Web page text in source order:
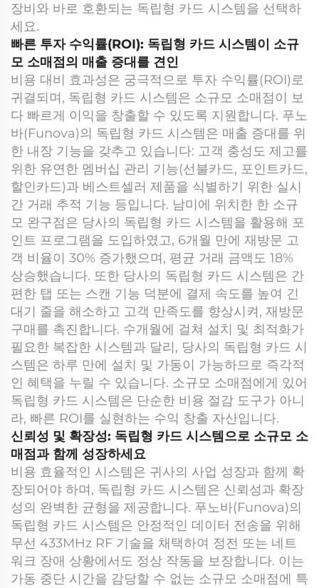
장비와 바로 호환되는 독립형 카드 시스템을 선택하
세요.
빠른 투자 수익률(ROI): 독립형 카드 시스템이 소규
모 소매점의 매출 증대를 견인
비용 대비 효과성은 궁극적으로 투자 수익률(ROI)로
귀결되며, 독립형 카드 시스템은 소규모 소매점이 보
다 빠르게 이익을 창출할 수 있도록 지원합니다. 푸노
바(Funova)의 독립형 카드 시스템은 매출 증대를 위
한 내장 기능을 갖추고 있습니다: 고객 충성도 제고를
위한 유연한 멤버십 관리 기능(선불카드, 포인트카드,
할인카드)과 베스트셀러 제품을 식별하기 위한 실시
간 거래 추적 기능 등입니다. 남미에 위치한 한 소규
모 완구점은 당사의 독립형 카드 시스템을 활용해 포
인트 프로그램을 도입하였고, 6개월 만에 재방문 고
객 비율이 30% 증가했으며, 평균 거래 금액도 18%
상승했습니다. 또한 당사의 독립형 카드 시스템은 간
편한 탭 또는 스캔 기능 덕분에 결제 속도를 높여 긴
대기 줄을 해소하고 고객 만족도를 향상시켜, 재방문
구매를 촉진합니다. 수개월에 걸쳐 설치 및 최적화가
필요한 복잡한 시스템과 달리, 당사의 독립형 카드 시
스템은 하루 만에 설치 및 가동이 가능하므로 즉각적
인 혜택을 누릴 수 있습니다. 소규모 소매점에게 있어
독립형 카드 시스템은 단순한 비용 절감 도구가 아니
라, 빠른 ROI를 실현하는 수익 창출 자산입니다.
신뢰성 및 확장성: 독립형 카드 시스템으로 소규모 소
매점과 함께 성장하세요
비용 효율적인 시스템은 귀사의 사업 성장과 함께 확
장되어야 하며, 독립형 카드 시스템은 신뢰성과 확장
성의 완벽한 균형을 제공합니다. 푸노바(Funova)의
독립형 카드 시스템은 안정적인 데이터 전송을 위해
무선 433MHz RF 기술을 채택하여 정전 또는 네트
워크 장애 상황에서도 정상 작동을 보장합니다. 이는
가동 중단 시간을 감당할 수 없는 소규모 소매점에 특